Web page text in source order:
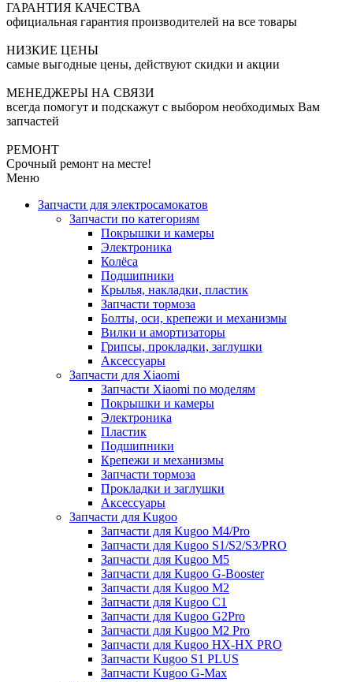
ГАРАНТИЯ КАЧЕСТВА
официальная гарантия производителей на все товары
НИЗКИЕ ЦЕНЫ
самые выгодные цены, действуют скидки и акции
МЕНЕДЖЕРЫ НА СВЯЗИ
всегда помогут и подскажут с выбором необходимых Вам
запчастей
РЕМОНТ
Срочный ремонт на месте!
Меню
Запчасти для электросамокатов
Запчасти по категориям
Покрышки и камеры
Электроника
Колёса
Подшипники
Крылья, накладки, пластик
Запчасти тормоза
Болты, оси, крепежи и механизмы
Вилки и амортизаторы
Грипсы, прокладки, заглушки
Аксессуары
Запчасти для Xiaomi
Запчасти Xiaomi по моделям
Покрышки и камеры
Электроника
Пластик
Подшипники
Крепежи и механизмы
Запчасти тормоза
Прокладки и заглушки
Аксессуары
Запчасти для Kugoo
Запчасти для Kugoo M4/Pro
Запчасти для Kugoo S1/S2/S3/PRO
Запчасти для Kugoo M5
Запчасти для Kugoo G-Booster
Запчасти для Kugoo M2
Запчасти для Kugoo C1
Запчасти для Kugoo G2Pro
Запчасти для Kugoo M2 Pro
Запчасти для Kugoo HX-HX PRO
Запчасти Kugoo S1 PLUS
Запчасти Kugoo G-Max